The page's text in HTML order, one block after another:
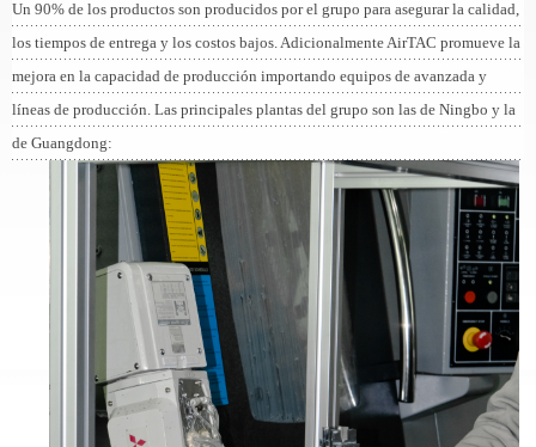
Un 90% de los productos son producidos por el grupo para asegurar la calidad,
los tiempos de entrega y los costos bajos. Adicionalmente AirTAC promueve la
mejora en la capacidad de producción importando equipos de avanzada y
líneas de producción. Las principales plantas del grupo son las de Ningbo y la
de Guangdong: